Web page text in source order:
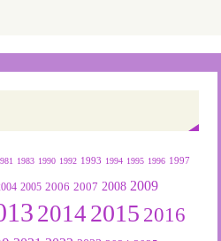
1983 1990 1992 1993 1994 1995 1996 1997
2005 2006 2007 2008 2009
2014 2015 2016